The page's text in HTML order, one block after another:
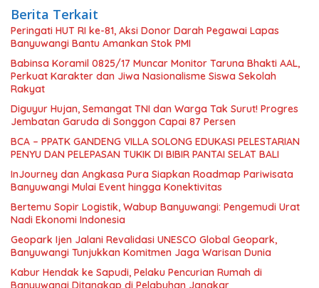
Berita Terkait
Peringati HUT RI ke-81, Aksi Donor Darah Pegawai Lapas
Banyuwangi Bantu Amankan Stok PMI
Babinsa Koramil 0825/17 Muncar Monitor Taruna Bhakti AAL,
Perkuat Karakter dan Jiwa Nasionalisme Siswa Sekolah
Rakyat
Diguyur Hujan, Semangat TNI dan Warga Tak Surut! Progres
Jembatan Garuda di Songgon Capai 87 Persen
BCA – PPATK GANDENG VILLA SOLONG EDUKASI PELESTARIAN
PENYU DAN PELEPASAN TUKIK DI BIBIR PANTAI SELAT BALI
InJourney dan Angkasa Pura Siapkan Roadmap Pariwisata
Banyuwangi Mulai Event hingga Konektivitas
Bertemu Sopir Logistik, Wabup Banyuwangi: Pengemudi Urat
Nadi Ekonomi Indonesia
Geopark Ijen Jalani Revalidasi UNESCO Global Geopark,
Kabur Hendak ke Sapudi, Pelaku Pencurian Rumah di
Banyuwangi Ditangkap di Pelabuhan Jangkar